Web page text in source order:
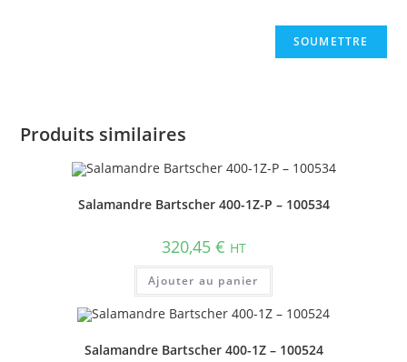
Produits similaires
Salamandre Bartscher 400-1Z-P – 100534
320,45 € HT
Ajouter au panier
Salamandre Bartscher 400-1Z – 100524